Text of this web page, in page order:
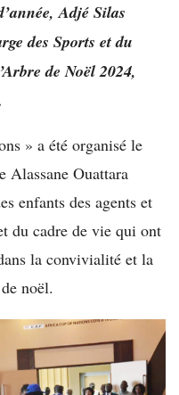
Adjé Silas
des Sports et du
de Noël 2024,
» a été organisé le
Alassane Ouattara
enfants des agents et
du cadre de vie qui ont
la convivialité et la
noël.